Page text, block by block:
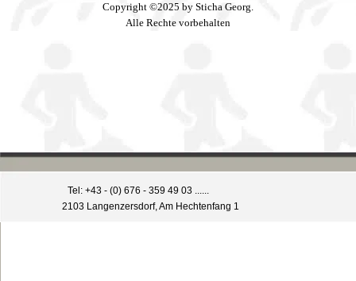
Copyright ©2025 by Sticha Georg.
Alle Rechte vorbehalten
Tel: +43 - (0) 676 - 359 49 03 ......
2103 Langenzersdorf, Am Hechtenfang 1